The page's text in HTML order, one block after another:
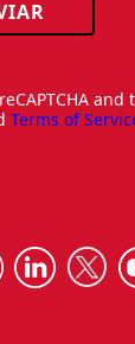
and
Terms of